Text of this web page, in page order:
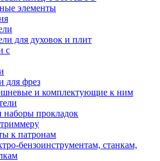
элементы
для духовок и плит
с
для фрез
и комплектующие к ним
наборы прокладок
к патронам
бензоинструментам, станкам,